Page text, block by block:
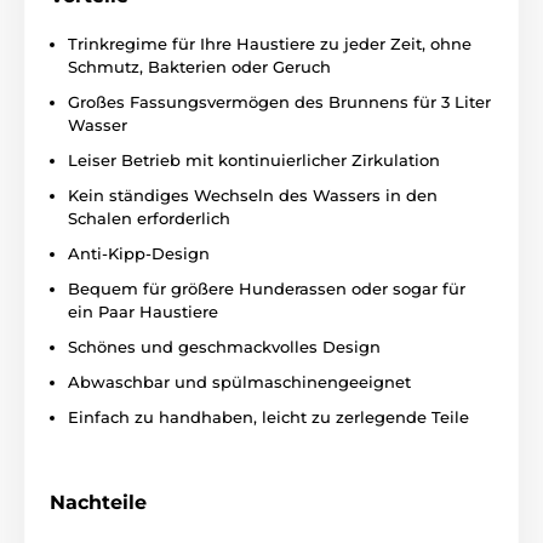
angenehm klassischem Stil und eine raffinierte
Trinkregime für Ihre Haustiere zu jeder Zeit, ohne
Schmutz, Bakterien oder Geruch
Großes Fassungsvermögen des Brunnens für 3 Liter
Wasser
Leiser Betrieb mit kontinuierlicher Zirkulation
Kein ständiges Wechseln des Wassers in den
Schalen erforderlich
Anti-Kipp-Design
Bequem für größere Hunderassen oder sogar für
ein Paar Haustiere
Schönes und geschmackvolles Design
Abwaschbar und spülmaschinengeeignet
Einfach zu handhaben, leicht zu zerlegende Teile
Nachteile